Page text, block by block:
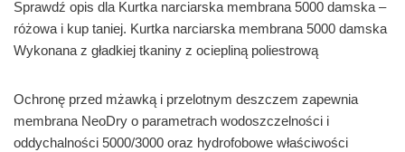
Sprawdź opis dla Kurtka narciarska membrana 5000 damska –
różowa i kup taniej. Kurtka narciarska membrana 5000 damska
Wykonana z gładkiej tkaniny z ociepliną poliestrową
Ochronę przed mżawką i przelotnym deszczem zapewnia
membrana NeoDry o parametrach wodoszczelności i
oddychalności 5000/3000 oraz hydrofobowe właściwości